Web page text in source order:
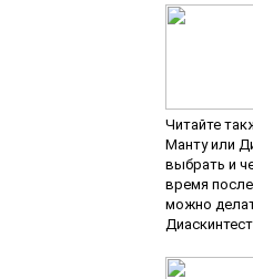
Читайте
Манту или
выбрать и
время
можно
Диаскинтест